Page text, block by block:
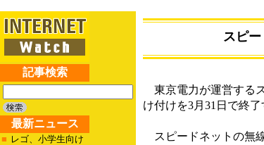
記事検索
最新ニュース
■ レゴ、小学生向け
スピ
東京電力が運営する
け付けを3月31日で終
スピードネットの無